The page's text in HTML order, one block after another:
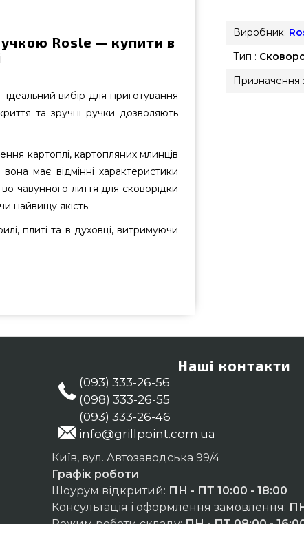
Rosle — купити в
вибір для приготування
та зручні ручки дозволяють
картоплі, картопляних млинців
має відмінні характеристики
чавунного лиття для сковорідки
найвищу якість.
плиті та в духовці, витримуючи
в онлайн магазині GrillPoint.
76-95 и мы привеземо що проживають
Виробник:
Тип :
Призначення :
Наші контакти
(093) 333-26-56
(098) 333-26-55
(093) 333-26-46
info@grillpoint.com.ua
Київ, вул. Автозаводська 99/4
Графік роботи
Шоурум відкритий: ПН - ПТ 10:00 - 18:00
Консультація і оформлення замовлення:
Режим роботи складу:ПН - ПТ 08:00 -